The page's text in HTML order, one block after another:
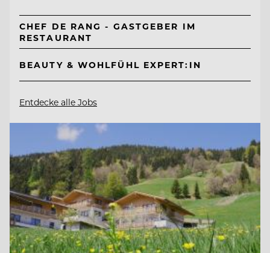
CHEF DE RANG - GASTGEBER IM
RESTAURANT
BEAUTY & WOHLFÜHL EXPERT:IN
Entdecke alle Jobs